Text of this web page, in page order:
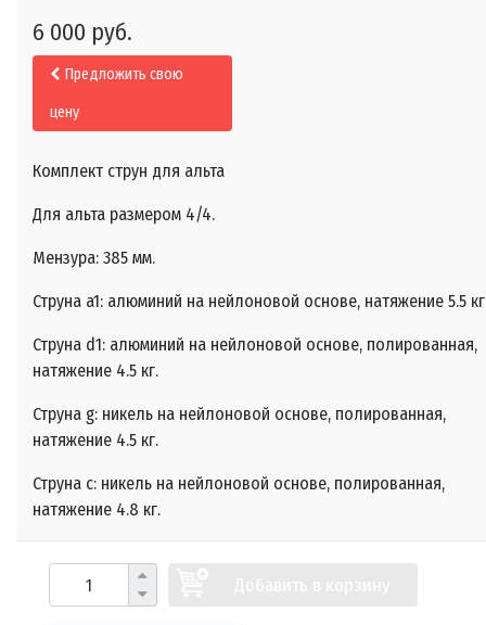
6 000 руб.
Предложить свою
цену
Комплект струн для альта
Для альта размером 4/4.
Мензура: 385 мм.
Струна a1: алюминий на нейлоновой основе, натяжение 5.5
Струна d1: алюминий на нейлоновой основе, полированная,
натяжение 4.5 кг.
Струна g: никель на нейлоновой основе, полированная,
натяжение 4.5 кг.
Струна c: никель на нейлоновой основе, полированная,
натяжение 4.8 кг.